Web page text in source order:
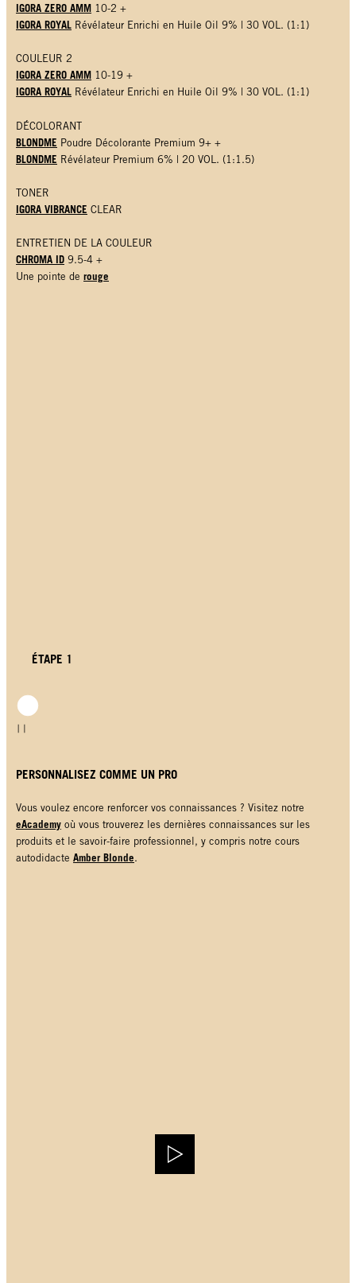
IGORA ZERO AMM 10-2 +
IGORA ROYAL Révélateur Enrichi en Huile Oil 9% | 30 VOL. (1:1)
COULEUR 2
IGORA ZERO AMM 10-19 +
IGORA ROYAL Révélateur Enrichi en Huile Oil 9% | 30 VOL. (1:1)
DÉCOLORANT
BLONDME Poudre Décolorante Premium 9+ +
BLONDME Révélateur Premium 6% | 20 VOL. (1:1.5)
TONER
IGORA VIBRANCE CLEAR
ENTRETIEN DE LA COULEUR
CHROMA ID 9.5-4 +
Une pointe de rouge
ÉTAPE 1
PERSONNALISEZ COMME UN PRO
Vous voulez encore renforcer vos connaissances ? Visitez notre
eAcademy où vous trouverez les dernières connaissances sur les
produits et le savoir-faire professionnel, y compris notre cours
autodidacte Amber Blonde.